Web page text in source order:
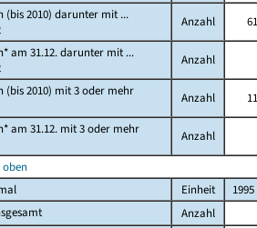
(bis 2010) darunter mit ...
Anzahl 61
am 31.12. darunter mit ...
Anzahl
(bis 2010) mit 3 oder mehr
Anzahl 11
am 31.12. mit 3 oder mehr
Anzahl
oben
Einheit 1995
Anzahl